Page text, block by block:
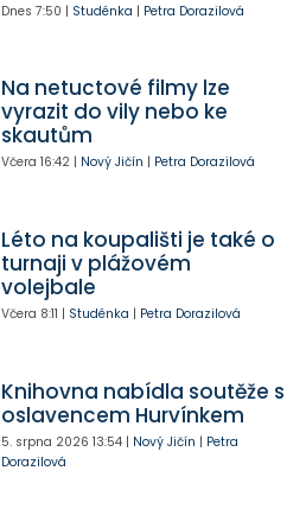
Dnes 7:50 | Studénka | Petra Dorazilová
Na netuctové filmy lze
vyrazit do vily nebo ke
skautům
Včera 16:42| Nový Jičín | Petra Dorazilová
Léto na koupališti je také o
turnaji v plážovém
volejbale
Včera 8:11 | Studénka | Petra Dorazilová
Knihovna nabídla soutěže s
oslavencem Hurvínkem
5. srpna 2026 13:54| Nový Jičín | Petra
Dorazilová